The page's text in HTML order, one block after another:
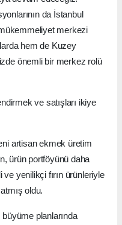
da İstanbul
merkezi
hem de Kuzey
önemli bir merkez rolü
ve satışları ikiye
artisan ekmek üretim
ürün portföyünü daha
yenilikçi fırın ürünleriyle
oldu.
planlarında